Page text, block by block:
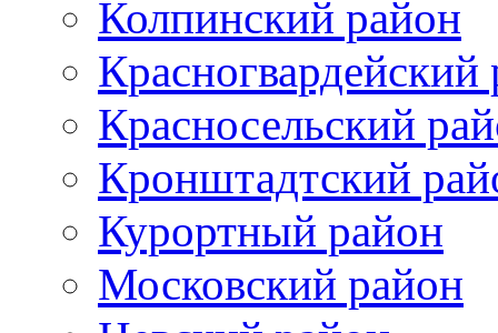
Колпинский район
Красногвардейский
Красносельский
Кронштадтский
Курортный район
Московский район